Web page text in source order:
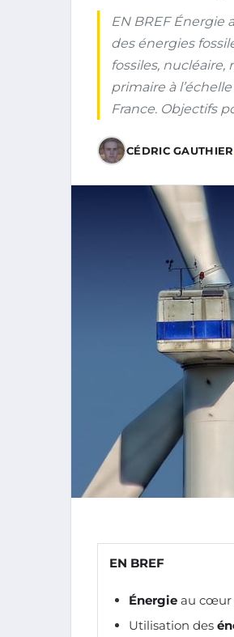
EN BREF
des énergies
fossiles,
primaire à
France. Objectifs
CÉDRIC GAUTHIER
EN BREF
Énergie au cœur
Utilisation des